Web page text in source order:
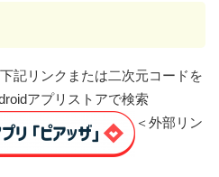
記リンクまたは二次元コードを
アプリストアで検索
＜外部リン